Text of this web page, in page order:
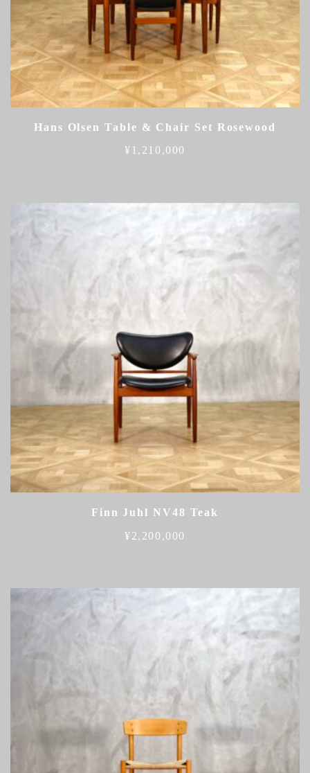
Hans Olsen Table & Chair Set Rosewood
¥ 1,210,000
Finn Juhl NV48 Teak
¥2,200,000